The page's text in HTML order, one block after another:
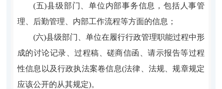
(五)县级部门、单位内部事务信息，包括人事管
理、后勤管理、内部工作流程等方面的信息；
(六)县级部门、单位在履行行政管理职能过程中形
成的讨论记录、过程稿、磋商信函、请示报告等过程
性信息以及行政执法案卷信息(法律、法规、规章规定
应该公开的从其规定)。